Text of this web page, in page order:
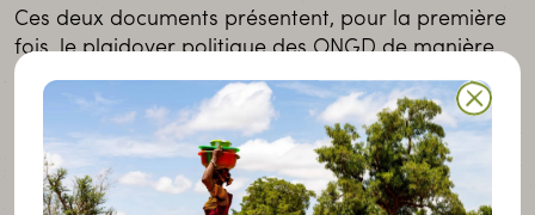
Ces deux documents présentent, pour la première
fois, le plaidoyer politique des ONGD de manière
concise, structurée et accessible. Ils constituent
ainsi une contribution importante à l’éducation à la
citoyenneté mondiale(ECM) au Luxembourg.
À travers cette démarche, SOS Faim rappelle que
plaidoyer n’est pas une option, mais une nécessité